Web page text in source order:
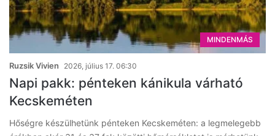
MINDENMÁS
Ruzsik Vivien 2026, július 17. 06:30
Napi pakk: pénteken kánikula várható
Kecskeméten
Hőségre készülhetünk pénteken Kecskeméten: a legmelegebb